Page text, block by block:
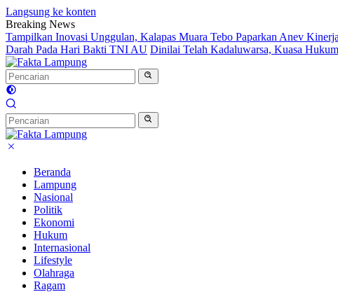
Langsung ke konten
Breaking News
Tampilkan Inovasi Unggulan, Kalapas Muara Tebo Paparkan Anev
Darah Pada Hari Bakti TNI AU Dinilai Telah Kadaluwarsa, Kuasa
Beranda
Lampung
Nasional
Politik
Ekonomi
Hukum
Internasional
Lifestyle
Olahraga
Ragam